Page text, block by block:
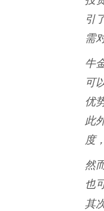
引
需
牛
可
优
此
度
然
也
其